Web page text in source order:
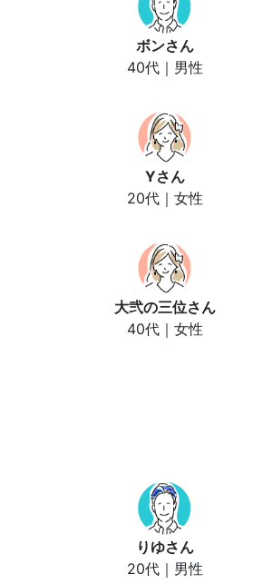
ボンさん
40代｜男性
Yさん
20代｜女性
大弐の三位さん
40代｜女性
りゆさん
20代｜男性